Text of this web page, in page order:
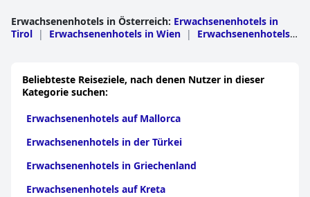
Erwachsenenhotels in Österreich: Erwachsenenhotels in
Tirol | Erwachsenenhotels in Wien |
Erwachsenenhotels
Kärnten | Erwachsenenhotels in
Niederösterreich |
Burgenland | Erwachsenenhotels in Jihocesky
Beliebteste Reiseziele, nach denen Nutzer in dieser
Kategorie suchen:
Erwachsenenhotels auf Mallorca
Erwachsenenhotels in der Türkei
Erwachsenenhotels in Griechenland
Erwachsenenhotels auf Kreta